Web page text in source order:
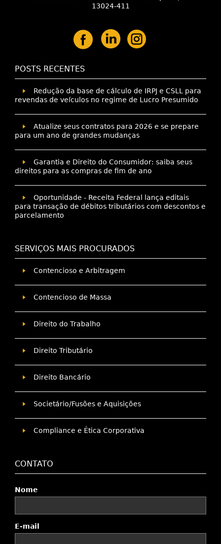
13024-411
POSTS RECENTES
Redução da base de cálculo de IRPJ e CSLL para
revendas de veículos no regime de Lucro Presumido
Atualize seus contratos para 2026 e se prepare
para um ano de grandes mudanças
Garantia e Direito do Consumidor: saiba seus
direitos para as compras de fim de ano
Oportunidade - Receita Federal lança editais
para transação de débitos tributários com descontos e
parcelamento
SERVIÇOS MAIS PROCURADOS
Contencioso e Arbitragem
Contencioso de Massa
Direito do Trabalho
Direito Tributário
Direito Bancário
Societário/Fusões e Aquisições
Compliance e Ética Corporativa
CONTATO
Nome
E-mail